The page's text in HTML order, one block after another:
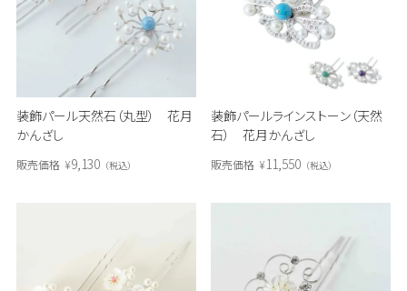
装飾パール天然石（丸型） 花月
かんざし
販売価格 ¥9,130 税込
装飾パールラインストーン（天然
石） 花月かんざし
販売価格 ¥11,550 税込